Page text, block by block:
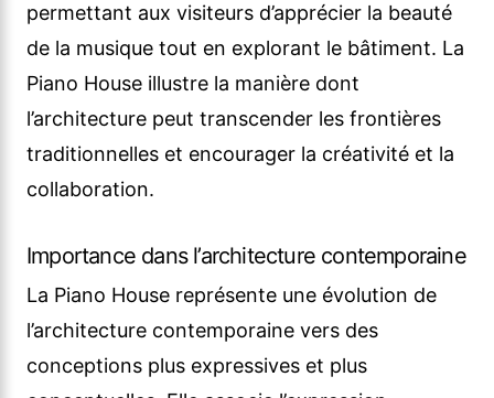
permettant aux visiteurs d’apprécier la beauté
de la musique tout en explorant le bâtiment. La
Piano House illustre la manière dont
l’architecture peut transcender les frontières
traditionnelles et encourager la créativité et la
collaboration.
Importance dans l’architecture contemporaine
La Piano House représente une évolution de
l’architecture contemporaine vers des
conceptions plus expressives et plus